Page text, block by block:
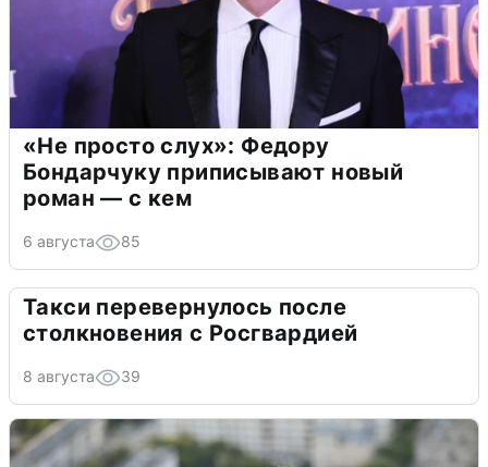
«Не просто слух»: Федору
Бондарчуку приписывают новый
роман — с кем
6 августа 85
Такси перевернулось после
столкновения с Росгвардией
8 августа 39